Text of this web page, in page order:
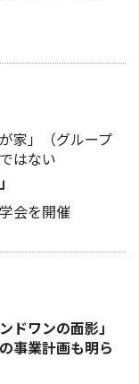
家」（グループ
はない
会を開催
ドワンの面影」
事業計画も明ら